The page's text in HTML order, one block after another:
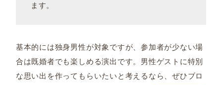
ます。
基本的には独身男性が対象ですが、参加者が少ない場
合は既婚者でも楽しめる演出です。男性ゲストに特別
な思い出を作ってもらいたいと考えるなら、ぜひブロ